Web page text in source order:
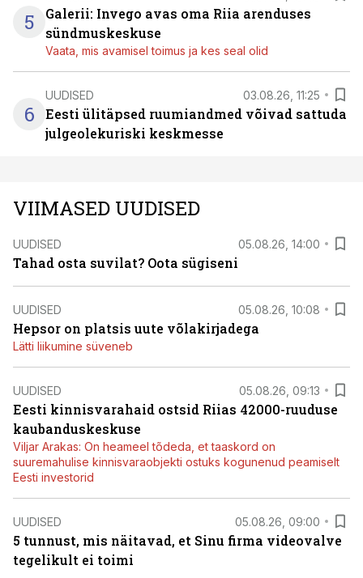
5
Galerii: Invego avas oma Riia arenduses
sündmuskeskuse
Vaata, mis avamisel toimus ja kes seal olid
6
UUDISED 03.08.26, 11:25
Eesti ülitäpsed ruumiandmed võivad sattuda
julgeolekuriski keskmesse
VIIMASED UUDISED
UUDISED 05.08.26, 14:00
Tahad osta suvilat? Oota sügiseni
UUDISED 05.08.26, 10:08
Hepsor on platsis uute võlakirjadega
Lätti liikumine süveneb
UUDISED 05.08.26, 09:13
Eesti kinnisvarahaid ostsid Riias 42000-ruuduse
kaubanduskeskuse
Viljar Arakas: On heameel tõdeda, et taaskord on
suuremahulise kinnisvaraobjekti ostuks kogunenud peamiselt
Eesti investorid
UUDISED 05.08.26, 09:00
5 tunnust, mis näitavad, et Sinu firma videovalve
tegelikult ei toimi